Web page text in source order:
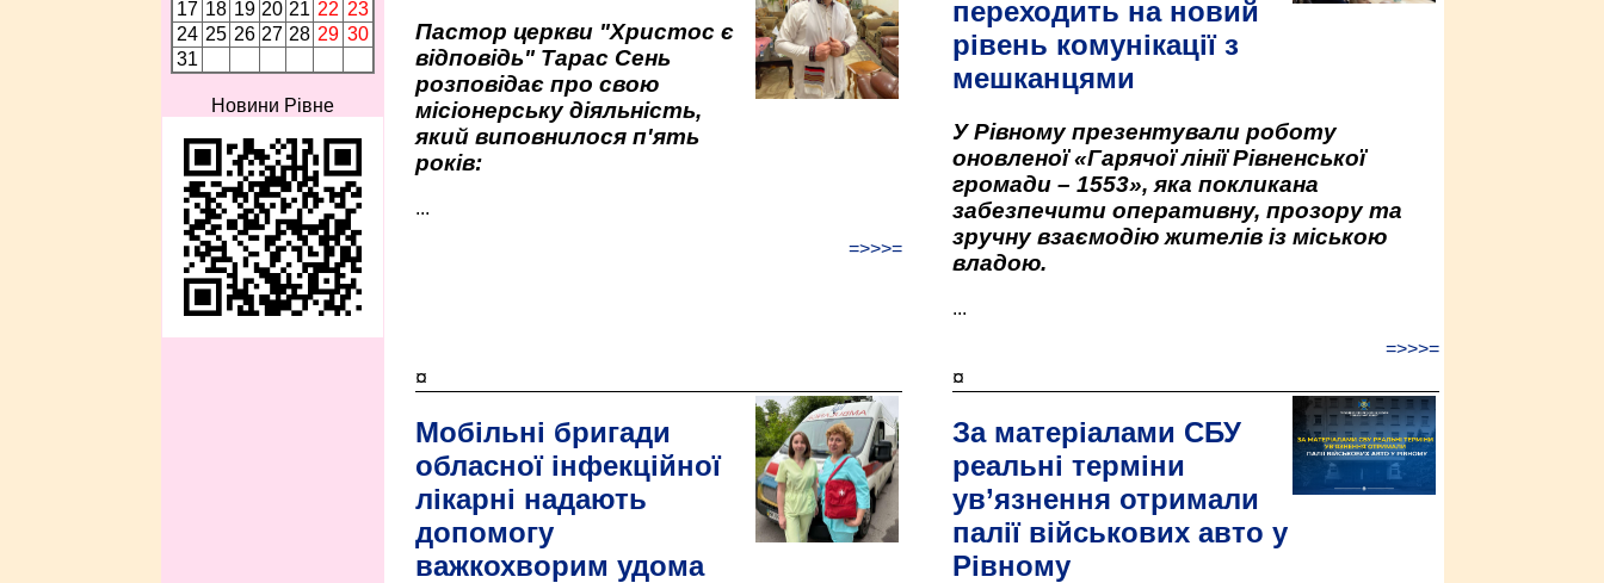
17 18 19 20 21 22 23
24 25 26 27 28 29 30
31
Новини Рівне
Пастор церкви "Христос є
відповідь" Тарас Сень
розповідає про свою
місіонерську діяльність,
який виповнилося п'ять
років:
...
=>>>=
переходить на новий
рівень комунікації з
мешканцями
У Рівному презентували роботу
оновленої «Гарячої лінії Рівненської
громади – 1553», яка покликана
забезпечити оперативну, прозору та
зручну взаємодію жителів із міською
владою.
...
=>>>=
¤
Мобільні бригади
обласної інфекційної
лікарні надають
допомогу
важкохворим удома
¤
За матеріалами СБУ
реальні терміни
ув’язнення отримали
палії військових авто у
Рівному